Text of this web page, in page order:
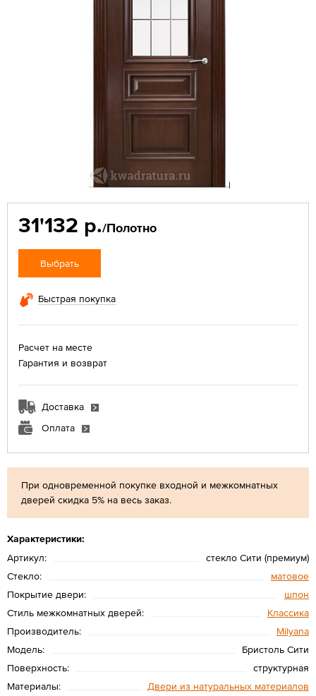
При одновременной покупке входной и межкомнатных
дверей скидка 5% на весь заказ.
Характеристики:
Артикул:
стекло Сити (премиум)
Стекло:
матовое
Покрытие двери:
шпон
Стиль межкомнатных дверей:
Классика
Производитель:
Мilyana
Модель:
Бристоль Сити
Поверхность:
структурная
Материалы:
Двери из натуральных материалов
31'132 р./Полотно
Выбрать
Быстрая покупка
Расчет на месте
Гарантия и возврат
Доставка
Оплата